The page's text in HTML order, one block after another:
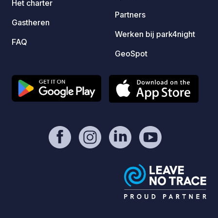
Het charter
Gastheren
FAQ
Partners
Werken bij park4night
GeoSpot